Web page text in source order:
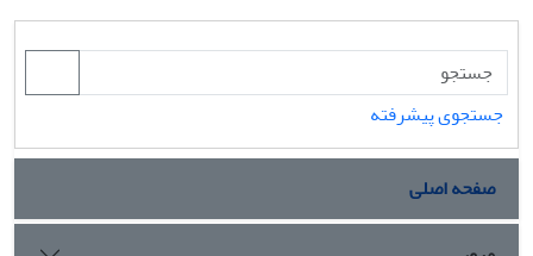
جستجوی پیشرفته
صفحه اصلی